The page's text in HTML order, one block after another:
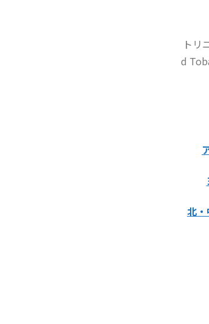
トリ
d
北